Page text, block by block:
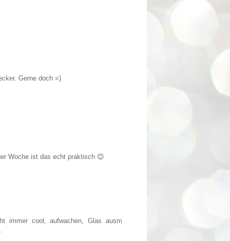
Gerne doch =)
Woche ist das echt praktisch 😊
cool, aufwachen, Glas ausm